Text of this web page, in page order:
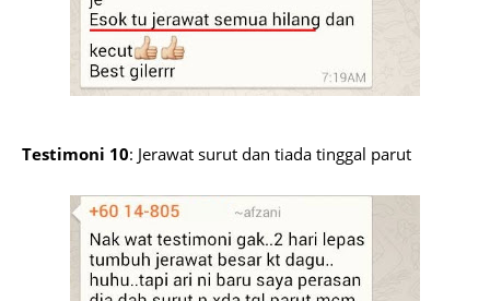
Testimoni 10: Jerawat surut dan tiada tinggal parut